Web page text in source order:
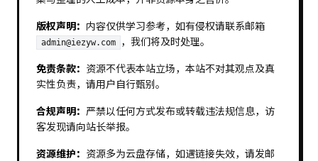
版权声明： 内容仅供学习参考，如有侵权请联系邮箱
admin@iezyw.com
，我们将及时处理。
免责条款： 资源不代表本站立场，本站不对其观点及真
实性负责，请用户自行甄别。
合规声明： 严禁以任何方式发布或转载违法规信息，访
客发现请向站长举报。
资源维护： 资源多为云盘存储，如遇链接失效，请发邮